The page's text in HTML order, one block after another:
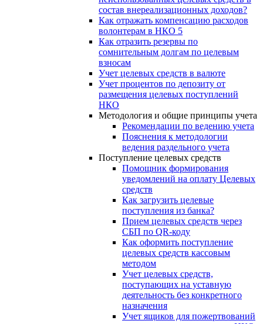
состав внереализационных доходов?
Как отражать компенсацию расходов
волонтерам в НКО 5
Как отразить резервы по
сомнительным долгам по целевым
взносам
Учет целевых средств в валюте
Учет процентов по депозиту от
размещения целевых поступлений
НКО
Методология и общие принципы учета
Рекомендации по ведению учета
Пояснения к методологии
ведения раздельного учета
Поступление целевых средств
Помощник формирования
уведомлений на оплату Целевых
средств
Как загрузить целевые
поступления из банка?
Прием целевых средств через
СБП по QR-коду
Как оформить поступление
целевых средств кассовым
методом
Учет целевых средств,
поступающих на уставную
деятельность без конкретного
назначения
Учет ящиков для пожертвований